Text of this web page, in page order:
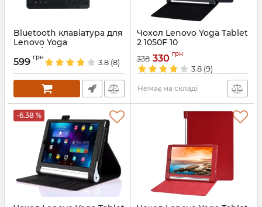
Bluetooth клавіатура для
Lenovo Yoga
Tablet/IdeaTab
Артикул: 2017
599 грн
3.8 (8)
Чохол Lenovo Yoga Tablet
2 1050F 10
Артикул: 792
338 330 грн
3.8 (9)
Немає на складі
-6.38 %